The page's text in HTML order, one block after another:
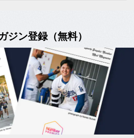
ジン登録（無料）